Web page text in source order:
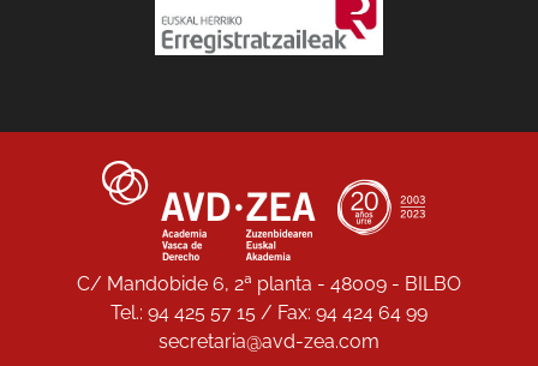
C/ Mandobide 6, 2ª planta - 48009 - BILBO
Tel.: 94 425 57 15 / Fax: 94 424 64 99
secretaria@avd-zea.com